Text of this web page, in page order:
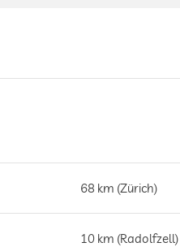
68 km (Zürich)
10 km (Radolfzell)